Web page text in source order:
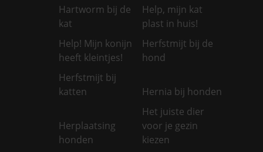
Hartworm bij de
kat
Help, mijn kat
plast in huis!
Help! Mijn konijn
heeft kleintjes!
Herfstmijt bij de
hond
Herfstmijt bij
katten
Hernia bij honden
Herplaatsing
honden
Het juiste dier
voor je gezin
kiezen